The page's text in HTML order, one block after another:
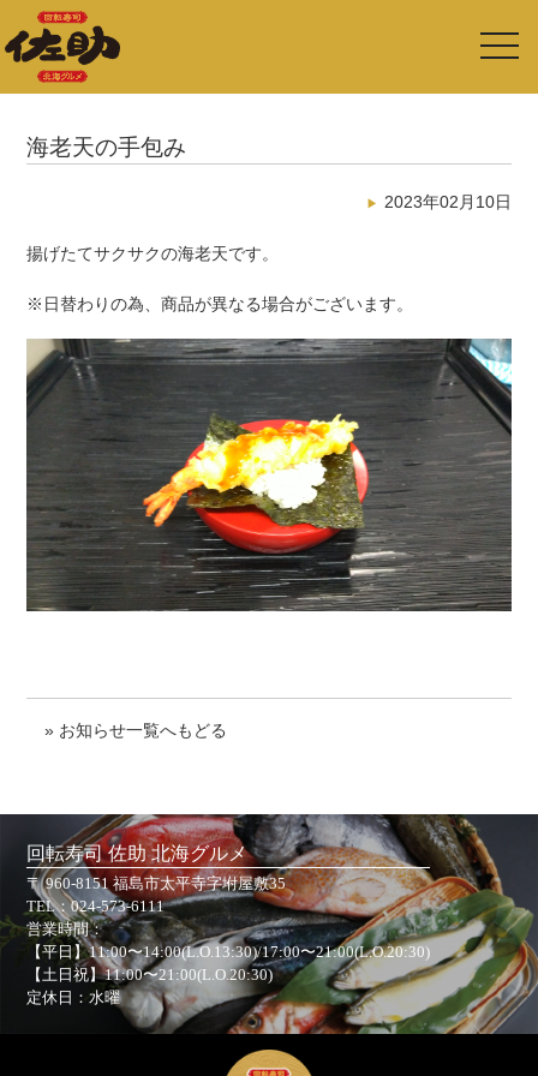
海老天の手包み
2023年02月10日
揚げたてサクサクの海老天です。
※日替わりの為、商品が異なる場合がございます。
» お知らせ一覧へもどる
回転寿司 佐助 北海グルメ
〒 960-8151 福島市太平寺字坿屋敷35
TEL：024-573-6111
営業時間：
【平日】11:00〜14:00(L.O.13:30)/17:00〜21:00(L.O.20:30)
【土日祝】11:00〜21:00(L.O.20:30)
定休日：水曜